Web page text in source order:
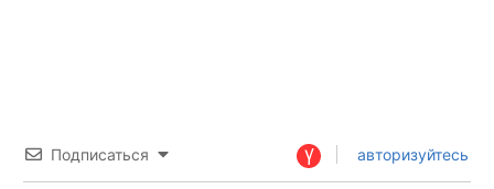
Подписаться авторизуйтесь